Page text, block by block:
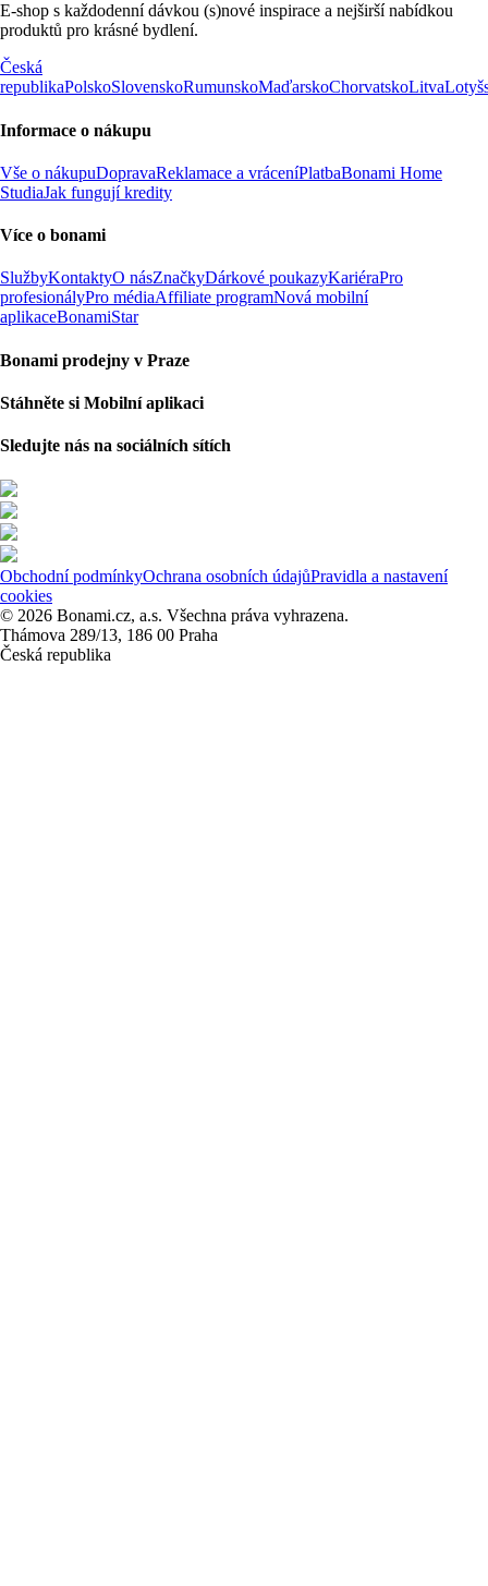
E-shop s každodenní dávkou (s)nové inspirace a nejširší nabídkou
produktů pro krásné bydlení.
Česká
republikaPolskoSlovenskoRumunskoMaďarskoChorvatskoLitva
Informace o nákupu
Vše o nákupuDopravaReklamace a vráceníPlatbaBonami Home
StudiaJak fungují kredity
Více o bonami
SlužbyKontaktyO násZnačkyDárkové poukazyKariéraPro
profesionályPro médiaAffiliate programNová mobilní
aplikaceBonamiStar
Bonami prodejny v Praze
Stáhněte si Mobilní aplikaci
Sledujte nás na sociálních sítích
Obchodní podmínkyOchrana osobních údajůPravidla a nastavení
cookies
© 2026 Bonami.cz, a.s. Všechna práva vyhrazena.
Thámova 289/13, 186 00 Praha
Česká republika